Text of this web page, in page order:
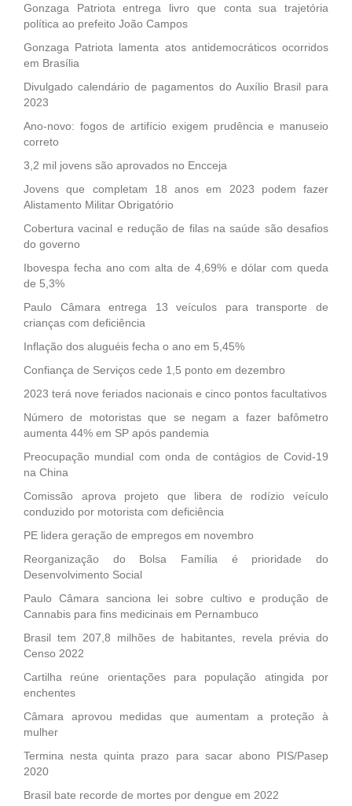
Gonzaga Patriota entrega livro que conta sua trajetória
política ao prefeito João Campos
Gonzaga Patriota lamenta atos antidemocráticos ocorridos
em Brasília
Divulgado calendário de pagamentos do Auxílio Brasil para
2023
Ano-novo: fogos de artifício exigem prudência e manuseio
correto
3,2 mil jovens são aprovados no Encceja
Jovens que completam 18 anos em 2023 podem fazer
Alistamento Militar Obrigatório
Cobertura vacinal e redução de filas na saúde são desafios
do governo
Ibovespa fecha ano com alta de 4,69% e dólar com queda
de 5,3%
Paulo Câmara entrega 13 veículos para transporte de
crianças com deficiência
Inflação dos aluguéis fecha o ano em 5,45%
Confiança de Serviços cede 1,5 ponto em dezembro
2023 terá nove feriados nacionais e cinco pontos facultativos
Número de motoristas que se negam a fazer bafômetro
aumenta 44% em SP após pandemia
Preocupação mundial com onda de contágios de Covid-19
na China
Comissão aprova projeto que libera de rodízio veículo
conduzido por motorista com deficiência
PE lidera geração de empregos em novembro
Reorganização do Bolsa Família é prioridade do
Desenvolvimento Social
Paulo Câmara sanciona lei sobre cultivo e produção de
Cannabis para fins medicinais em Pernambuco
Brasil tem 207,8 milhões de habitantes, revela prévia do
Censo 2022
Cartilha reúne orientações para população atingida por
enchentes
Câmara aprovou medidas que aumentam a proteção à
mulher
Termina nesta quinta prazo para sacar abono PIS/Pasep
2020
Brasil bate recorde de mortes por dengue em 2022